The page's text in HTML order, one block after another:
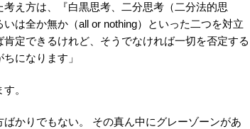
え方は、『白黒思考、二分思考（二分法的思
は全か無か（all or nothing）といった二つを対立
定できるけれど、そうでなければ一切を否定する
になります」
。
かりでもない。 その真ん中にグレーゾーンがあ